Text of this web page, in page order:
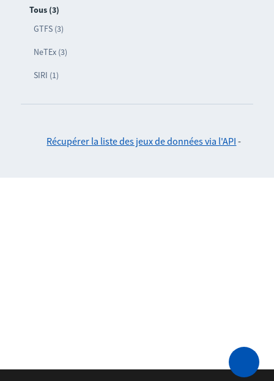
Tous (3)
GTFS (3)
NeTEx (3)
SIRI (1)
Récupérer la liste des jeux de données via l'API -